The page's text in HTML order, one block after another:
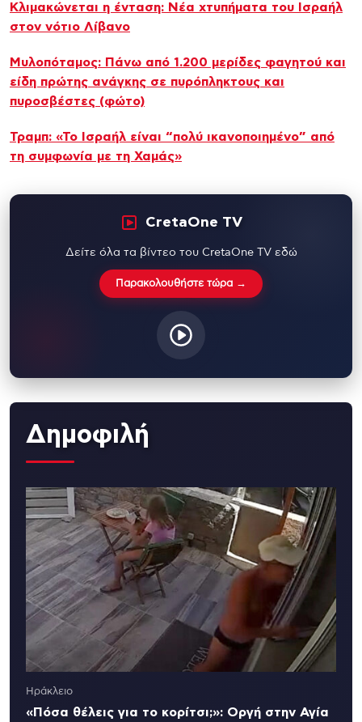
Κλιμακώνεται η ένταση: Νέα χτυπήματα του Ισραήλ
στον νότιο Λίβανο
Μυλοπόταμος: Πάνω από 1.200 μερίδες φαγητού και
είδη πρώτης ανάγκης σε πυρόπληκτους και
πυροσβέστες (φώτο)
Τραμπ: «Το Ισραήλ είναι “πολύ ικανοποιημένο” από
τη συμφωνία με τη Χαμάς»
CretaOne TV
Δείτε όλα τα βίντεο του CretaOne TV εδώ
Παρακολουθήστε τώρα →
Δημοφιλή
Ηράκλειο
«Πόσα θέλεις για το κορίτσι;»: Οργή στην Αγία